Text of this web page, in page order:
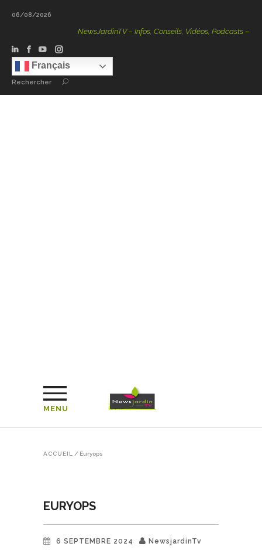
06/08/2026
NewsJardinTV – Infos, Conseils, Vidéos, Podcasts – 100
Français
Rechercher
MENU
ACCUEIL / Euryops
EURYOPS
6 SEPTEMBRE 2024
NewsjardinTv